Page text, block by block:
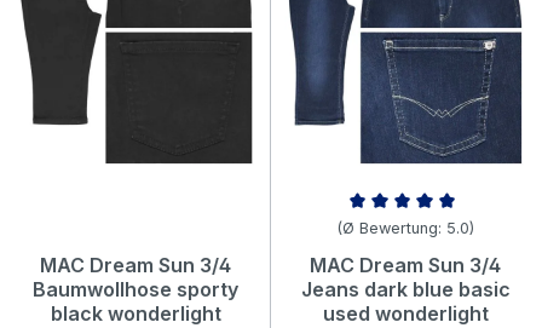
MAC Dream Sun 3/4
Baumwollhose sporty
black wonderlight
Durchschnittliche Bewertung
(Ø Bewertung: 5.0)
MAC Dream Sun 3/4
Jeans dark blue basic
used wonderlight